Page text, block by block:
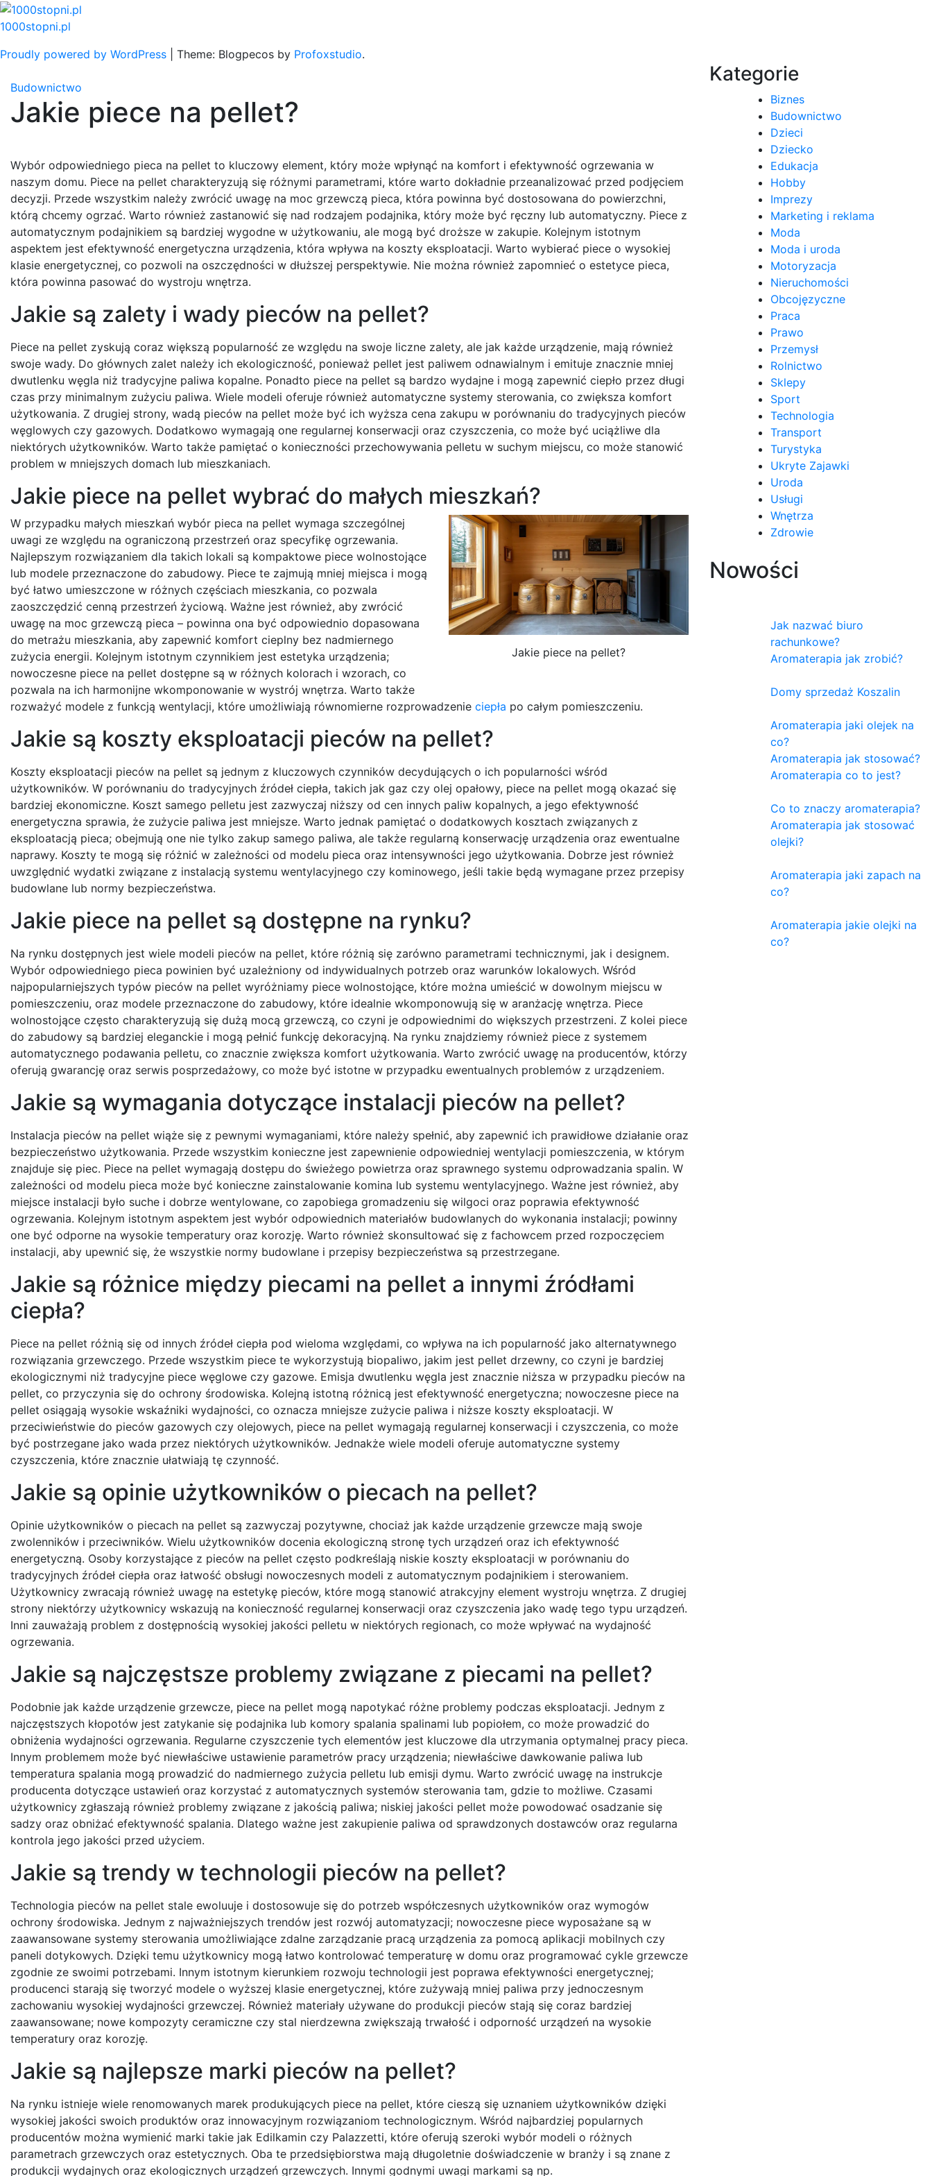
Skip
to
1000stopni.pl
Proudly powered by WordPress
Theme: Blogpecos by Profoxstudio.
Budownictwo
Jakie piece na pellet?
Wybór odpowiedniego pieca na pellet to kluczowy element, który może wpłynąć na komfort i efektywność ogrzewania w
naszym domu. Piece na pellet charakteryzują się różnymi parametrami, które warto dokładnie przeanalizować przed podjęciem
decyzji. Przede wszystkim należy zwrócić uwagę na moc grzewczą pieca, która powinna być dostosowana do powierzchni,
którą chcemy ogrzać. Warto również zastanowić się nad rodzajem podajnika, który może być ręczny lub automatyczny. Piece z
automatycznym podajnikiem są bardziej wygodne w użytkowaniu, ale mogą być droższe w zakupie. Kolejnym istotnym
aspektem jest efektywność energetyczna urządzenia, która wpływa na koszty eksploatacji. Warto wybierać piece o wysokiej
klasie energetycznej, co pozwoli na oszczędności w dłuższej perspektywie. Nie można również zapomnieć o estetyce pieca,
która powinna pasować do wystroju wnętrza.
Jakie są zalety i wady pieców na pellet?
Piece na pellet zyskują coraz większą popularność ze względu na swoje liczne zalety, ale jak każde urządzenie, mają również
swoje wady. Do głównych zalet należy ich ekologiczność, ponieważ pellet jest paliwem odnawialnym i emituje znacznie mniej
dwutlenku węgla niż tradycyjne paliwa kopalne. Ponadto piece na pellet są bardzo wydajne i mogą zapewnić ciepło przez długi
czas przy minimalnym zużyciu paliwa. Wiele modeli oferuje również automatyczne systemy sterowania, co zwiększa komfort
użytkowania. Z drugiej strony, wadą pieców na pellet może być ich wyższa cena zakupu w porównaniu do tradycyjnych pieców
węglowych czy gazowych. Dodatkowo wymagają one regularnej konserwacji oraz czyszczenia, co może być uciążliwe dla
niektórych użytkowników. Warto także pamiętać o konieczności przechowywania pelletu w suchym miejscu, co może stanowić
problem w mniejszych domach lub mieszkaniach.
Jakie piece na pellet wybrać do małych mieszkań?
Jakie piece na pellet?
W przypadku małych mieszkań wybór pieca na pellet wymaga szczególnej
uwagi ze względu na ograniczoną przestrzeń oraz specyfikę ogrzewania.
Najlepszym rozwiązaniem dla takich lokali są kompaktowe piece wolnostojące
lub modele przeznaczone do zabudowy. Piece te zajmują mniej miejsca i mogą
być łatwo umieszczone w różnych częściach mieszkania, co pozwala
zaoszczędzić cenną przestrzeń życiową. Ważne jest również, aby zwrócić
uwagę na moc grzewczą pieca – powinna ona być odpowiednio dopasowana
do metrażu mieszkania, aby zapewnić komfort cieplny bez nadmiernego
zużycia energii. Kolejnym istotnym czynnikiem jest estetyka urządzenia;
nowoczesne piece na pellet dostępne są w różnych kolorach i wzorach, co
pozwala na ich harmonijne wkomponowanie w wystrój wnętrza. Warto także
rozważyć modele z funkcją wentylacji, które umożliwiają równomierne rozprowadzenie ciepła po całym pomieszczeniu.
Jakie są koszty eksploatacji pieców na pellet?
Koszty eksploatacji pieców na pellet są jednym z kluczowych czynników decydujących o ich popularności wśród
użytkowników. W porównaniu do tradycyjnych źródeł ciepła, takich jak gaz czy olej opałowy, piece na pellet mogą okazać się
bardziej ekonomiczne. Koszt samego pelletu jest zazwyczaj niższy od cen innych paliw kopalnych, a jego efektywność
energetyczna sprawia, że zużycie paliwa jest mniejsze. Warto jednak pamiętać o dodatkowych kosztach związanych z
eksploatacją pieca; obejmują one nie tylko zakup samego paliwa, ale także regularną konserwację urządzenia oraz ewentualne
naprawy. Koszty te mogą się różnić w zależności od modelu pieca oraz intensywności jego użytkowania. Dobrze jest również
uwzględnić wydatki związane z instalacją systemu wentylacyjnego czy kominowego, jeśli takie będą wymagane przez przepisy
budowlane lub normy bezpieczeństwa.
Jakie piece na pellet są dostępne na rynku?
Na rynku dostępnych jest wiele modeli pieców na pellet, które różnią się zarówno parametrami technicznymi, jak i designem.
Wybór odpowiedniego pieca powinien być uzależniony od indywidualnych potrzeb oraz warunków lokalowych. Wśród
najpopularniejszych typów pieców na pellet wyróżniamy piece wolnostojące, które można umieścić w dowolnym miejscu w
pomieszczeniu, oraz modele przeznaczone do zabudowy, które idealnie wkomponowują się w aranżację wnętrza. Piece
wolnostojące często charakteryzują się dużą mocą grzewczą, co czyni je odpowiednimi do większych przestrzeni. Z kolei piece
do zabudowy są bardziej eleganckie i mogą pełnić funkcję dekoracyjną. Na rynku znajdziemy również piece z systemem
automatycznego podawania pelletu, co znacznie zwiększa komfort użytkowania. Warto zwrócić uwagę na producentów, którzy
oferują gwarancję oraz serwis posprzedażowy, co może być istotne w przypadku ewentualnych problemów z urządzeniem.
Jakie są wymagania dotyczące instalacji pieców na pellet?
Instalacja pieców na pellet wiąże się z pewnymi wymaganiami, które należy spełnić, aby zapewnić ich prawidłowe działanie oraz
bezpieczeństwo użytkowania. Przede wszystkim konieczne jest zapewnienie odpowiedniej wentylacji pomieszczenia, w którym
znajduje się piec. Piece na pellet wymagają dostępu do świeżego powietrza oraz sprawnego systemu odprowadzania spalin. W
zależności od modelu pieca może być konieczne zainstalowanie komina lub systemu wentylacyjnego. Ważne jest również, aby
miejsce instalacji było suche i dobrze wentylowane, co zapobiega gromadzeniu się wilgoci oraz poprawia efektywność
ogrzewania. Kolejnym istotnym aspektem jest wybór odpowiednich materiałów budowlanych do wykonania instalacji; powinny
one być odporne na wysokie temperatury oraz korozję. Warto również skonsultować się z fachowcem przed rozpoczęciem
instalacji, aby upewnić się, że wszystkie normy budowlane i przepisy bezpieczeństwa są przestrzegane.
Jakie są różnice między piecami na pellet a innymi źródłami
ciepła?
Piece na pellet różnią się od innych źródeł ciepła pod wieloma względami, co wpływa na ich popularność jako alternatywnego
rozwiązania grzewczego. Przede wszystkim piece te wykorzystują biopaliwo, jakim jest pellet drzewny, co czyni je bardziej
ekologicznymi niż tradycyjne piece węglowe czy gazowe. Emisja dwutlenku węgla jest znacznie niższa w przypadku pieców na
pellet, co przyczynia się do ochrony środowiska. Kolejną istotną różnicą jest efektywność energetyczna; nowoczesne piece na
pellet osiągają wysokie wskaźniki wydajności, co oznacza mniejsze zużycie paliwa i niższe koszty eksploatacji. W
przeciwieństwie do pieców gazowych czy olejowych, piece na pellet wymagają regularnej konserwacji i czyszczenia, co może
być postrzegane jako wada przez niektórych użytkowników. Jednakże wiele modeli oferuje automatyczne systemy
czyszczenia, które znacznie ułatwiają tę czynność.
Jakie są opinie użytkowników o piecach na pellet?
Opinie użytkowników o piecach na pellet są zazwyczaj pozytywne, chociaż jak każde urządzenie grzewcze mają swoje
zwolenników i przeciwników. Wielu użytkowników docenia ekologiczną stronę tych urządzeń oraz ich efektywność
energetyczną. Osoby korzystające z pieców na pellet często podkreślają niskie koszty eksploatacji w porównaniu do
tradycyjnych źródeł ciepła oraz łatwość obsługi nowoczesnych modeli z automatycznym podajnikiem i sterowaniem.
Użytkownicy zwracają również uwagę na estetykę pieców, które mogą stanowić atrakcyjny element wystroju wnętrza. Z drugiej
strony niektórzy użytkownicy wskazują na konieczność regularnej konserwacji oraz czyszczenia jako wadę tego typu urządzeń.
Inni zauważają problem z dostępnością wysokiej jakości pelletu w niektórych regionach, co może wpływać na wydajność
ogrzewania.
Jakie są najczęstsze problemy związane z piecami na pellet?
Podobnie jak każde urządzenie grzewcze, piece na pellet mogą napotykać różne problemy podczas eksploatacji. Jednym z
najczęstszych kłopotów jest zatykanie się podajnika lub komory spalania spalinami lub popiołem, co może prowadzić do
obniżenia wydajności ogrzewania. Regularne czyszczenie tych elementów jest kluczowe dla utrzymania optymalnej pracy pieca.
Innym problemem może być niewłaściwe ustawienie parametrów pracy urządzenia; niewłaściwe dawkowanie paliwa lub
temperatura spalania mogą prowadzić do nadmiernego zużycia pelletu lub emisji dymu. Warto zwrócić uwagę na instrukcje
producenta dotyczące ustawień oraz korzystać z automatycznych systemów sterowania tam, gdzie to możliwe. Czasami
użytkownicy zgłaszają również problemy związane z jakością paliwa; niskiej jakości pellet może powodować osadzanie się
sadzy oraz obniżać efektywność spalania. Dlatego ważne jest zakupienie paliwa od sprawdzonych dostawców oraz regularna
kontrola jego jakości przed użyciem.
Jakie są trendy w technologii pieców na pellet?
Technologia pieców na pellet stale ewoluuje i dostosowuje się do potrzeb współczesnych użytkowników oraz wymogów
ochrony środowiska. Jednym z najważniejszych trendów jest rozwój automatyzacji; nowoczesne piece wyposażane są w
zaawansowane systemy sterowania umożliwiające zdalne zarządzanie pracą urządzenia za pomocą aplikacji mobilnych czy
paneli dotykowych. Dzięki temu użytkownicy mogą łatwo kontrolować temperaturę w domu oraz programować cykle grzewcze
zgodnie ze swoimi potrzebami. Innym istotnym kierunkiem rozwoju technologii jest poprawa efektywności energetycznej;
producenci starają się tworzyć modele o wyższej klasie energetycznej, które zużywają mniej paliwa przy jednoczesnym
zachowaniu wysokiej wydajności grzewczej. Również materiały używane do produkcji pieców stają się coraz bardziej
zaawansowane; nowe kompozyty ceramiczne czy stal nierdzewna zwiększają trwałość i odporność urządzeń na wysokie
temperatury oraz korozję.
Jakie są najlepsze marki pieców na pellet?
Na rynku istnieje wiele renomowanych marek produkujących piece na pellet, które cieszą się uznaniem użytkowników dzięki
wysokiej jakości swoich produktów oraz innowacyjnym rozwiązaniom technologicznym. Wśród najbardziej popularnych
producentów można wymienić marki takie jak Edilkamin czy Palazzetti, które oferują szeroki wybór modeli o różnych
parametrach grzewczych oraz estetycznych. Oba te przedsiębiorstwa mają długoletnie doświadczenie w branży i są znane z
produkcji wydajnych oraz ekologicznych urządzeń grzewczych. Innymi godnymi uwagi markami są np.
Kategorie
Biznes
Budownictwo
Dzieci
Dziecko
Edukacja
Hobby
Imprezy
Marketing i reklama
Moda
Moda i uroda
Motoryzacja
Nieruchomości
Obcojęzyczne
Praca
Prawo
Przemysł
Rolnictwo
Sklepy
Sport
Technologia
Transport
Turystyka
Ukryte Zajawki
Uroda
Usługi
Wnętrza
Zdrowie
Nowości
Jak nazwać biuro
rachunkowe?
Aromaterapia jak zrobić?
Domy sprzedaż Koszalin
Aromaterapia jaki olejek na
co?
Aromaterapia jak stosować?
Aromaterapia co to jest?
Co to znaczy aromaterapia?
Aromaterapia jak stosować
olejki?
Aromaterapia jaki zapach na
co?
Aromaterapia jakie olejki na
co?